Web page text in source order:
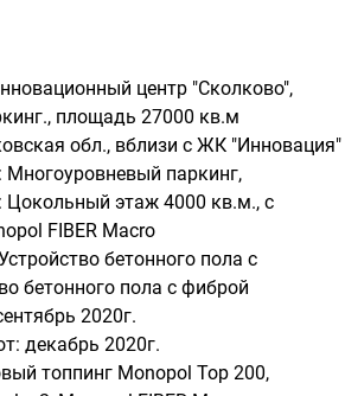
центр "Сколково",
площадь 27000 кв.м
обл., вблизи с ЖК "Инновация"
Многоуровневый паркинг,
Цокольный этаж 4000 кв.м., с
FIBER Macro
бетонного пола с
бетонного пола с фиброй
2020г.
декабрь 2020г.
топпинг Monopol Top 200,